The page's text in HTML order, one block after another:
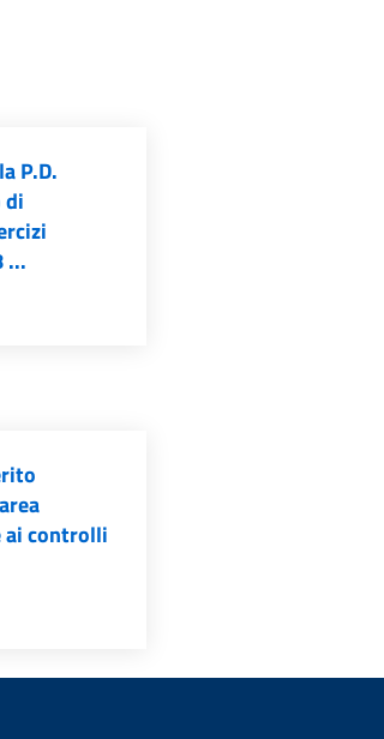
P.D.
di
...
ai controlli